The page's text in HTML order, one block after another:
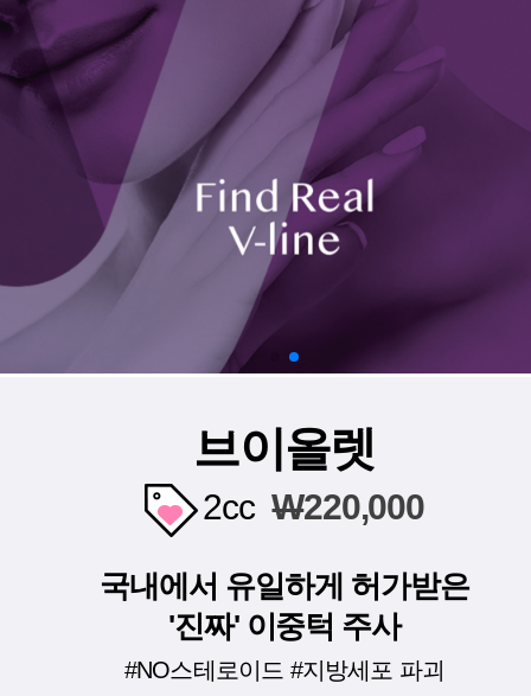
브이올렛
2cc W220,000
국내에서 유일하게 허가받은
'진짜' 이중턱 주사
#NO스테로이드 #지방세포 파괴